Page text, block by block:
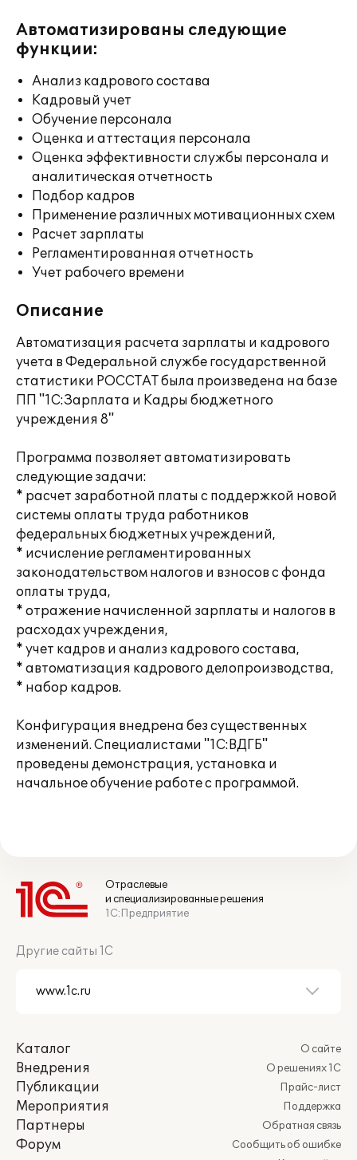
Автоматизированы следующие
функции:
Анализ кадрового состава
Кадровый учет
Обучение персонала
Оценка и аттестация персонала
Оценка эффективности службы персонала и
аналитическая отчетность
Подбор кадров
Применение различных мотивационных схем
Расчет зарплаты
Регламентированная отчетность
Учет рабочего времени
Описание
Автоматизация расчета зарплаты и кадрового
учета в Федеральной службе государственной
статистики РОССТАТ была произведена на базе
ПП "1С:Зарплата и Кадры бюджетного
учреждения 8"
Программа позволяет автоматизировать
следующие задачи:
* расчет заработной платы с поддержкой новой
системы оплаты труда работников
федеральных бюджетных учреждений,
* исчисление регламентированных
законодательством налогов и взносов с фонда
оплаты труда,
* отражение начисленной зарплаты и налогов в
расходах учреждения,
* учет кадров и анализ кадрового состава,
* автоматизация кадрового делопроизводства,
* набор кадров.
Конфигурация внедрена без существенных
изменений. Специалистами "1С:ВДГБ"
проведены демонстрация, установка и
начальное обучение работе с программой.
Отраслевые
и специализированные решения
1С:Предприятие
Другие сайты 1С
Каталог
Внедрения
Публикации
Мероприятия
Партнеры
Форум
О сайте
О решениях 1С
Прайс-лист
Поддержка
Обратная связь
Сообщить об ошибке